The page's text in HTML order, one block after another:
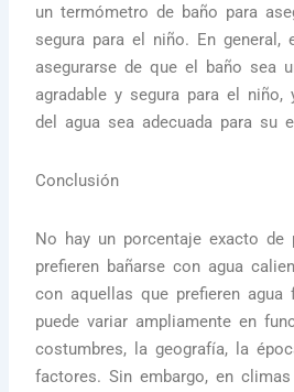
un termómetro de baño para
segura para el niño. En general,
asegurarse de que el baño sea
agradable y segura para el niño,
del agua sea adecuada para su
Conclusión
No hay un porcentaje exacto de
prefieren bañarse con agua
con aquellas que prefieren agua
puede variar ampliamente en
costumbres, la geografía, la
factores. Sin embargo, en